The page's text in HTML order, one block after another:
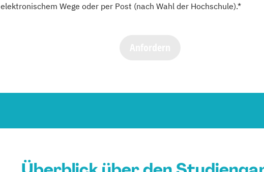
elektronischem Wege oder per Post (nach Wahl der Hochschule).*